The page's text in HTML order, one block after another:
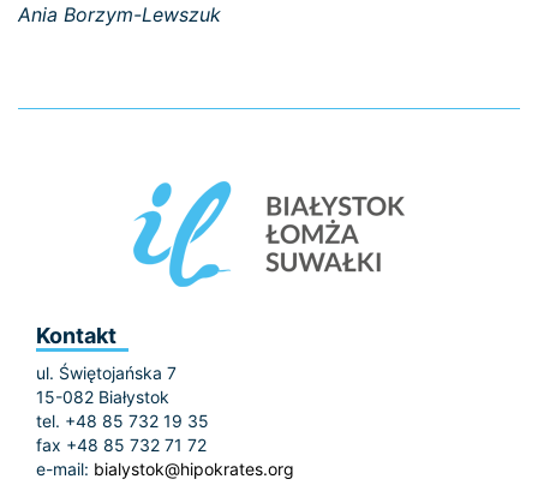
Ania Borzym-Lewszuk
Kontakt
ul. Świętojańska 7
15-082 Białystok
tel. +48 85 732 19 35
fax +48 85 732 71 72
e-mail: bialystok@hipokrates.org